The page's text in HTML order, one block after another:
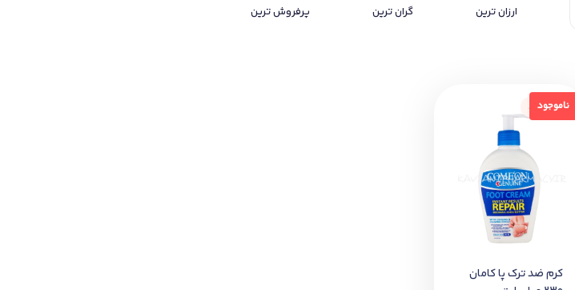
ارزان ترین گران ترین پرفروش ترین
ناموجود
ناموجود
کرم ضد ترک پا کامان